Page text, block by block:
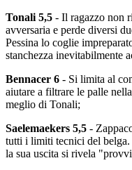
Tonali 5,5 - Il ragazzo non
avversaria e perde diversi
Pessina lo coglie
stanchezza inevitabilmente
Bennacer 6 - Si limita al
aiutare a filtrare le palle
meglio di Tonali;
Saelemaekers 5,5 -
tutti i limiti tecnici del
la sua uscita si rivela